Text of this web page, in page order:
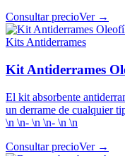
Consultar precioVer →
Kits Antiderrames
Kit Antiderrames
El kit absorbente
un derrame de cualquier
\n \n- \n \n- \n \n
Consultar precioVer →